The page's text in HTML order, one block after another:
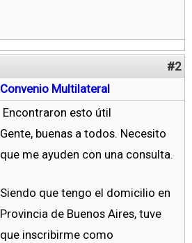
#2
Convenio Multilateral
Encontraron esto útil
Gente, buenas a todos. Necesito
que me ayuden con una consulta.
Siendo que tengo el domicilio en
Provincia de Buenos Aires, tuve
que inscribirme como